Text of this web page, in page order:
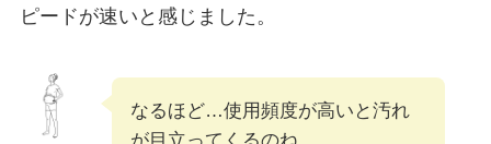
ピードが速いと感じました。
なるほど…使用頻度が高いと汚れ